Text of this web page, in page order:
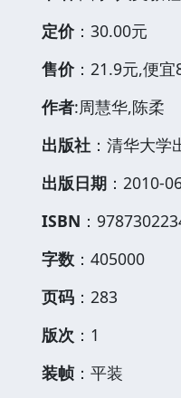
定价：30.00元
售价：21.9元,便宜
作者:周慧华,陈柔
出版社 ：清华大学
出版日期 ：2010-
ISBN ：
字数 ：405000
页码 ：283
版次 ：1
装帧 ：平装